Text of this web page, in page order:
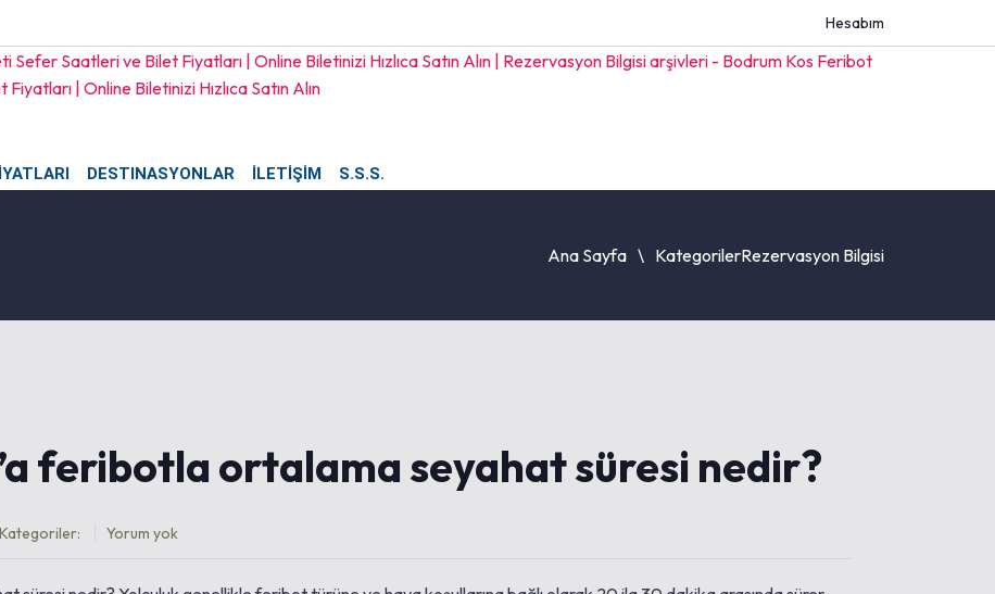
Hesabım
DESTINASYONLAR İLETİŞİM S.S.S.
Ana Sayfa KategorilerRezervasyon Bilgisi
feribotla ortalama seyahat süresi nedir?
Kategoriler: Yorum yok